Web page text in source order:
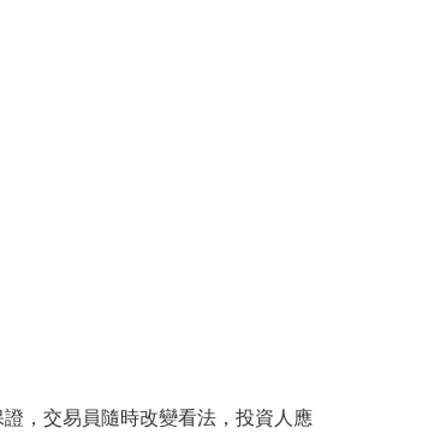
，交易員隨時改變看法，投資人應